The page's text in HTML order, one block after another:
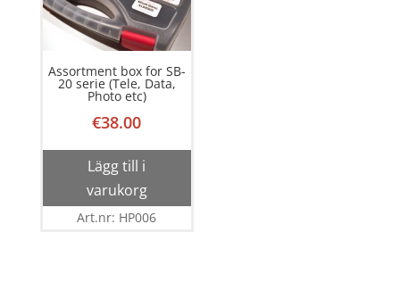
Assortment box for SB-
20 serie (Tele, Data,
Photo etc)
€38.00
Lägg till i
varukorg
Art.nr: HP006